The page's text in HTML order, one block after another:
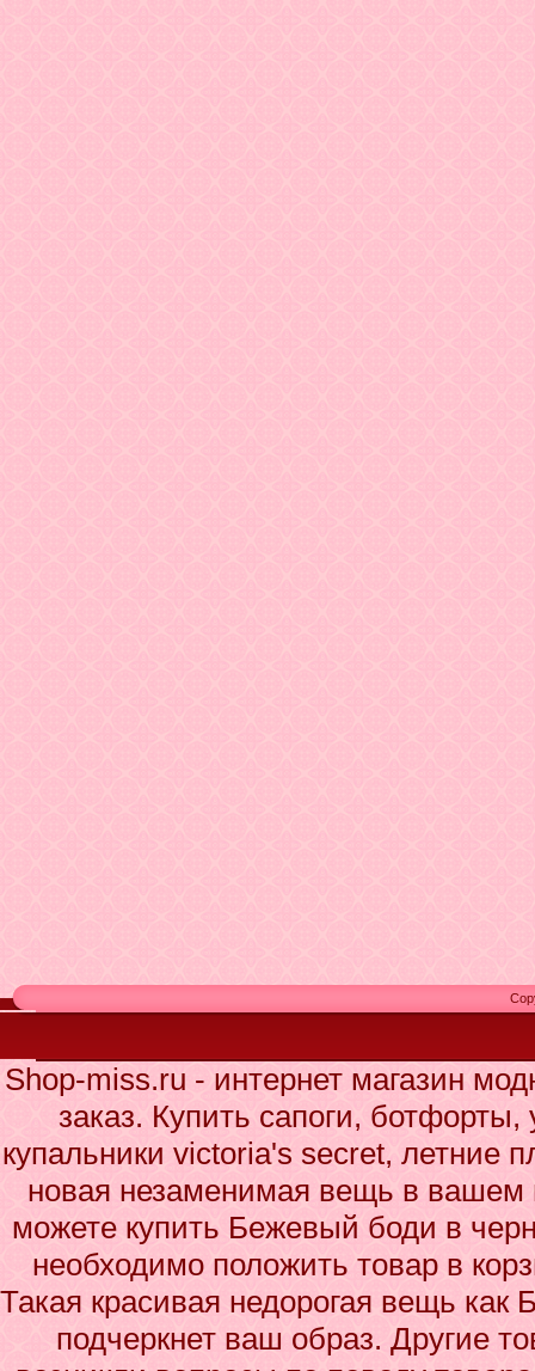
Shop-miss.ru - интернет магазин
заказ. Купить сапоги,
купальники victoria's secret, летние
новая незаменимая вещь в вашем
можете купить Бежевый боди в
необходимо положить товар в
Такая красивая недорогая вещь
подчеркнет ваш образ. Другие